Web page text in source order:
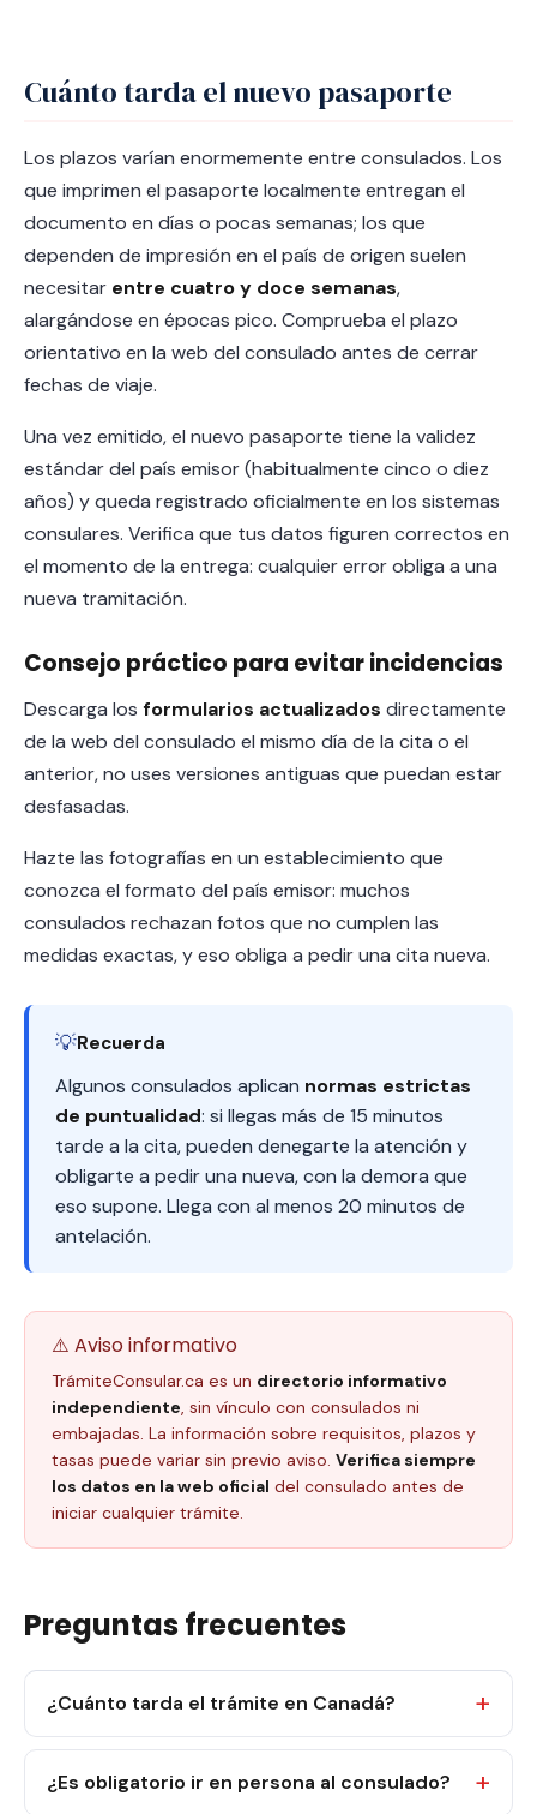
Cuánto tarda el nuevo pasaporte
Los plazos varían enormemente entre consulados. Los
que imprimen el pasaporte localmente entregan el
documento en días o pocas semanas; los que
dependen de impresión en el país de origen suelen
necesitar entre cuatro y doce semanas,
alargándose en épocas pico. Comprueba el plazo
orientativo en la web del consulado antes de cerrar
fechas de viaje.
Una vez emitido, el nuevo pasaporte tiene la validez
estándar del país emisor (habitualmente cinco o diez
años) y queda registrado oficialmente en los sistemas
consulares. Verifica que tus datos figuren correctos en
el momento de la entrega: cualquier error obliga a una
nueva tramitación.
Consejo práctico para evitar incidencias
Descarga los formularios actualizados directamente
de la web del consulado el mismo día de la cita o el
anterior, no uses versiones antiguas que puedan estar
desfasadas.
Hazte las fotografías en un establecimiento que
conozca el formato del país emisor: muchos
consulados rechazan fotos que no cumplen las
medidas exactas, y eso obliga a pedir una cita nueva.
💡Recuerda
Algunos consulados aplican normas estrictas
de puntualidad: si llegas más de 15 minutos
tarde a la cita, pueden denegarte la atención y
obligarte a pedir una nueva, con la demora que
eso supone. Llega con al menos 20 minutos de
antelación.
⚠️ Aviso informativo
TrámiteConsular.ca es un directorio informativo
independiente, sin vínculo con consulados ni
embajadas. La información sobre requisitos, plazos y
tasas puede variar sin previo aviso. Verifica siempre
los datos en la web oficial del consulado antes de
iniciar cualquier trámite.
Preguntas frecuentes
¿Cuánto tarda el trámite en Canadá?
¿Es obligatorio ir en persona al consulado?